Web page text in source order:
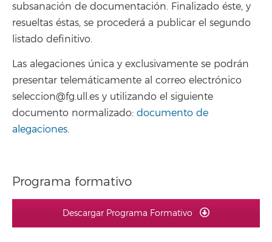
subsanación de documentación. Finalizado éste, y
resueltas éstas, se procederá a publicar el segundo
listado definitivo.
Las alegaciones única y exclusivamente se podrán
presentar telemáticamente al correo electrónico
seleccion@fg.ull.es y utilizando el siguiente
documento normalizado: documento de
alegaciones.
Programa formativo
Descargar Programa Formativo